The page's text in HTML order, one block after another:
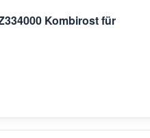
Kombirost für